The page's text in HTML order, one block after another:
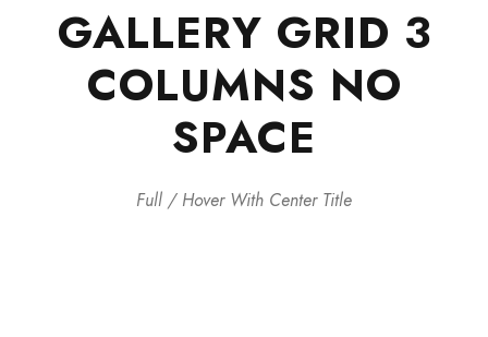
GALLERY GRID 3
COLUMNS NO
SPACE
Full / Hover With Center Title